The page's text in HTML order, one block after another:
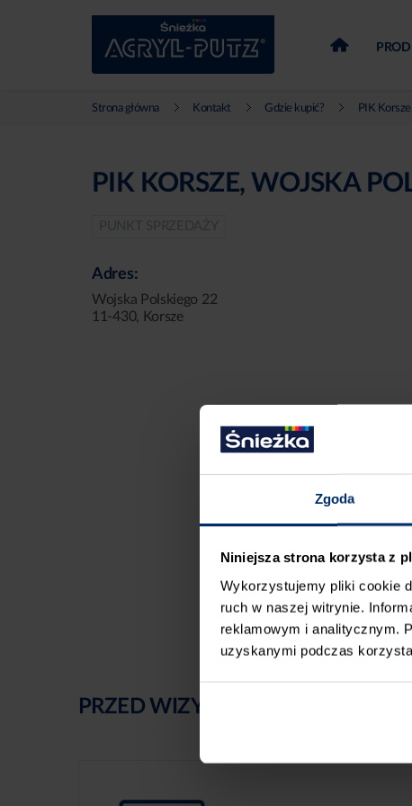
Zgoda
Niniejsza strona korzysta z
Wykorzystujemy pliki cookie
ruch w naszej witrynie.
reklamowym i analitycznym.
uzyskanymi podczas
Strona główna Kontakt Gdzie kupić? PIK
PIK KORSZE, WOJSKA
Adres:
Wojska Polskiego 22
11-430, Korsze
PRZED WIZYTĄ W SKLEPIE